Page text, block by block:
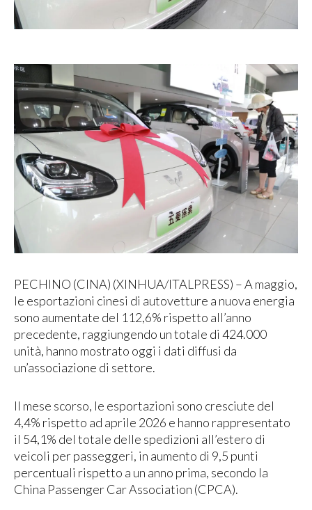
PECHINO (CINA) (XINHUA/ITALPRESS) – A maggio,
le esportazioni cinesi di autovetture a nuova energia
sono aumentate del 112,6% rispetto all’anno
precedente, raggiungendo un totale di 424.000
unità, hanno mostrato oggi i dati diffusi da
un’associazione di settore.
Il mese scorso, le esportazioni sono cresciute del
4,4% rispetto ad aprile 2026 e hanno rappresentato
il 54,1% del totale delle spedizioni all’estero di
veicoli per passeggeri, in aumento di 9,5 punti
percentuali rispetto a un anno prima, secondo la
China Passenger Car Association (CPCA).